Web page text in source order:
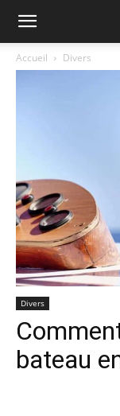
Accueil Divers
Divers
bateau